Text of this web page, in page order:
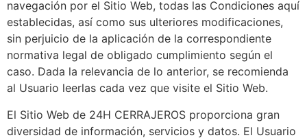
navegación por el Sitio Web, todas las Condiciones aquí
establecidas, así como sus ulteriores modificaciones,
sin perjuicio de la aplicación de la correspondiente
normativa legal de obligado cumplimiento según el
caso. Dada la relevancia de lo anterior, se recomienda
al Usuario leerlas cada vez que visite el Sitio Web.
El Sitio Web de 24H CERRAJEROS proporciona gran
diversidad de información, servicios y datos. El Usuario